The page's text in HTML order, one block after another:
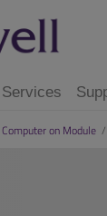
Services
Computer on Module /